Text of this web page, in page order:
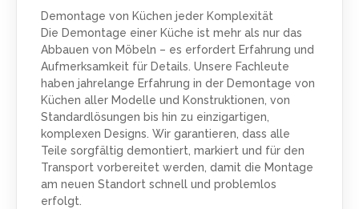
Demontage von Küchen jeder Komplexität
Die Demontage einer Küche ist mehr als nur das
Abbauen von Möbeln – es erfordert Erfahrung und
Aufmerksamkeit für Details. Unsere Fachleute
haben jahrelange Erfahrung in der Demontage von
Küchen aller Modelle und Konstruktionen, von
Standardlösungen bis hin zu einzigartigen,
komplexen Designs. Wir garantieren, dass alle
Teile sorgfältig demontiert, markiert und für den
Transport vorbereitet werden, damit die Montage
am neuen Standort schnell und problemlos
erfolgt.